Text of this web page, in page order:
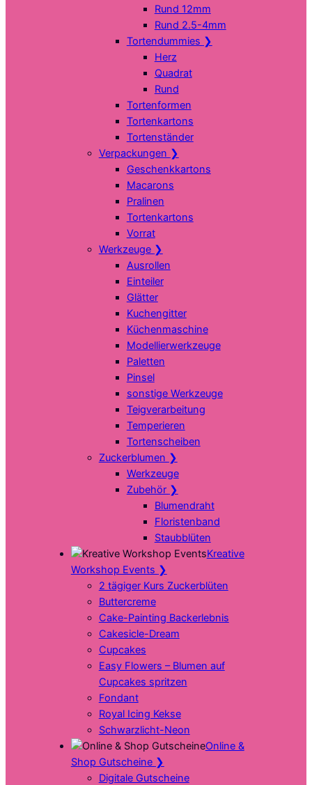
Rund 12mm
Rund 2.5-4mm
Tortendummies ❯
Herz
Quadrat
Rund
Tortenformen
Tortenkartons
Tortenständer
Verpackungen ❯
Geschenkkartons
Macarons
Pralinen
Tortenkartons
Vorrat
Werkzeuge ❯
Ausrollen
Einteiler
Glätter
Kuchengitter
Küchenmaschine
Modellierwerkzeuge
Paletten
Pinsel
sonstige Werkzeuge
Teigverarbeitung
Temperieren
Tortenscheiben
Zuckerblumen ❯
Werkzeuge
Zubehör ❯
Blumendraht
Floristenband
Staubblüten
Kreative
Workshop Events ❯
2 tägiger Kurs Zuckerblüten
Buttercreme
Cake-Painting Backerlebnis
Cakesicle-Dream
Cupcakes
Easy Flowers – Blumen auf
Cupcakes spritzen
Fondant
Royal Icing Kekse
Schwarzlicht-Neon
Online &
Shop Gutscheine ❯
Digitale Gutscheine